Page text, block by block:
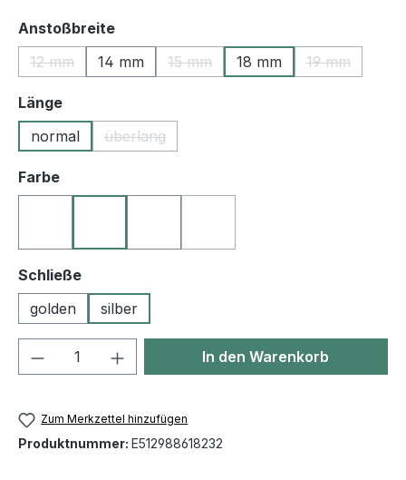
Anstoßbreiteauswählen
12 mm
(Diese Option ist zurzeit nicht verfügbar.)
14 mm 15 mm
(Diese Option ist zurzeit nicht
18 mm 19 mm
(Diese
Längeauswählen
normal
überlang
(Diese Option ist zurzeit nicht verfügbar.)
Farbeauswählen
Schließeauswählen
golden
silber
Produkt Anzahl: Gib denIn den Warenkorb
Zum Merkzettel hinzufügen
Produktnummer: E512988618232